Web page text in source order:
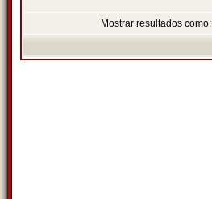
Mostrar resultados como: